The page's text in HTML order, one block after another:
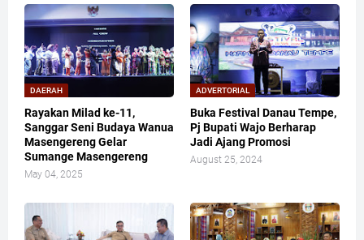
DAERAH
Rayakan Milad ke-11,
Sanggar Seni Budaya Wanua
Masengereng Gelar
Sumange Masengereng
May 04, 2025
ADVERTORIAL
Buka Festival Danau Tempe,
Pj Bupati Wajo Berharap
Jadi Ajang Promosi
August 25, 2024